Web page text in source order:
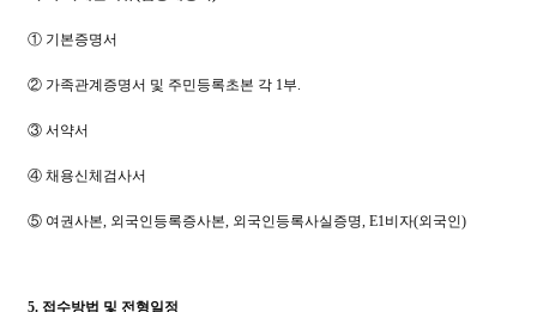
① 기본증명서
② 가족관계증명서 및 주민등록초본 각 1부.
③서약서
④채용신체검사서
⑤ 여권사본, 외국인등록증사본, 외국인등록사실증명, E1비자(외국인)
5. 접수방법 및 전형일정